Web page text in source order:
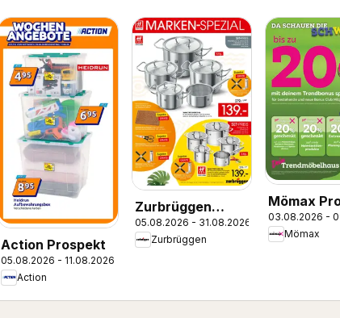
Action Prospekt
05.08.2026 - 11.08.2026
Action
Zurbrüggen
Zwilling Marken-
Spezial
05.08.2026 - 31.08.2026
Zurbrüggen
Mömax
03.08.2026 -
Mömax